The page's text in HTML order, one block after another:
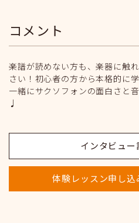
コメント
楽譜が読めない方も、楽器に触
さい！初心者の方から本格的に
一緒にサクソフォンの面白さと
♩
インタビュー
体験レッスン申し